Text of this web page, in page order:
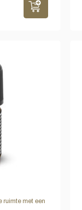
ruimte met een